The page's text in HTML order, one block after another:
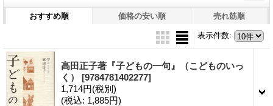
おすすめ順 価格の安い順 売れ筋順
表示件数:
高田正子著『子どもの一句』（こどものいっ
く） [9784781402277]
1,714円(税別)
(税込: 1,885円)